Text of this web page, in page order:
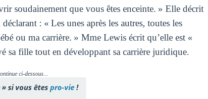
soudainement que vous êtes enceinte. » Elle décrit
: « Les unes après les autres, toutes les
ou ma carrière. » Mme Lewis écrit qu’elle est «
sa fille tout en développant sa carrière juridique.
ci-dessous...
si vous êtes pro-vie !